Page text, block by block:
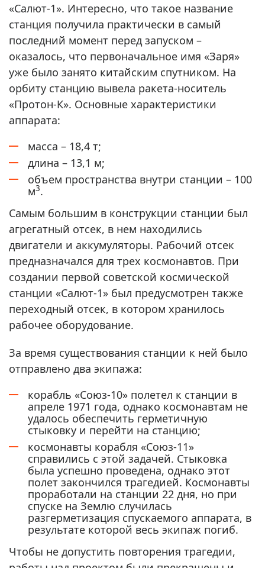
«Салют-1». Интересно, что такое название
станция получила практически в самый
последний момент перед запуском –
оказалось, что первоначальное имя «Заря»
уже было занято китайским спутником. На
орбиту станцию вывела ракета-носитель
«Протон-К». Основные характеристики
аппарата:
масса – 18,4 т;
длина – 13,1 м;
объем пространства внутри станции – 100
м3.
Самым большим в конструкции станции был
агрегатный отсек, в нем находились
двигатели и аккумуляторы. Рабочий отсек
предназначался для трех космонавтов. При
создании первой советской космической
станции «Салют-1» был предусмотрен также
переходный отсек, в котором хранилось
рабочее оборудование.
За время существования станции к ней было
отправлено два экипажа:
корабль «Союз-10» полетел к станции в
апреле 1971 года, однако космонавтам не
удалось обеспечить герметичную
стыковку и перейти на станцию;
космонавты корабля «Союз-11»
справились с этой задачей. Стыковка
была успешно проведена, однако этот
полет закончился трагедией. Космонавты
проработали на станции 22 дня, но при
спуске на Землю случилась
разгерметизация спускаемого аппарата, в
результате которой весь экипаж погиб.
Чтобы не допустить повторения трагедии,